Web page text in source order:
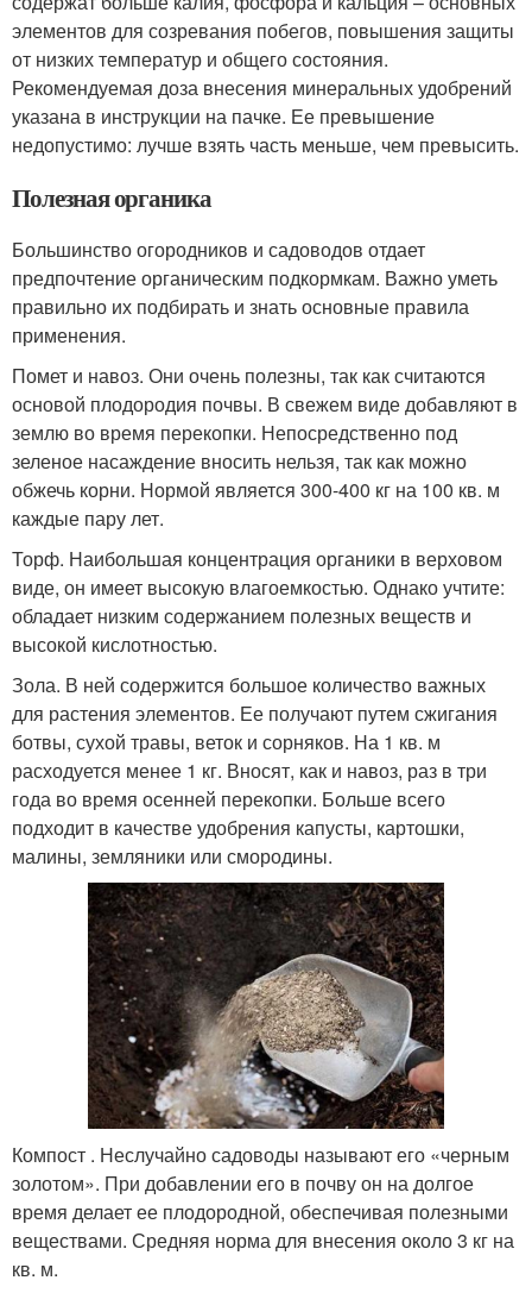
элементов для созревания побегов, повышения защиты
от низких температур и общего состояния.
Рекомендуемая доза внесения минеральных удобрений
указана в инструкции на пачке. Ее превышение
недопустимо: лучше взять часть меньше, чем превысить.
Полезная органика
Большинство огородников и садоводов отдает
предпочтение органическим подкормкам. Важно уметь
правильно их подбирать и знать основные правила
применения.
Помет и навоз. Они очень полезны, так как считаются
основой плодородия почвы. В свежем виде добавляют в
землю во время перекопки. Непосредственно под
зеленое насаждение вносить нельзя, так как можно
обжечь корни. Нормой является 300-400 кг на 100 кв. м
каждые пару лет.
Торф. Наибольшая концентрация органики в верховом
виде, он имеет высокую влагоемкостью. Однако учтите:
обладает низким содержанием полезных веществ и
высокой кислотностью.
Зола. В ней содержится большое количество важных
для растения элементов. Ее получают путем сжигания
ботвы, сухой травы, веток и сорняков. На 1 кв. м
расходуется менее 1 кг. Вносят, как и навоз, раз в три
года во время осенней перекопки. Больше всего
подходит в качестве удобрения капусты, картошки,
малины, земляники или смородины.
Компост . Неслучайно садоводы называют его «черным
золотом». При добавлении его в почву он на долгое
время делает ее плодородной, обеспечивая полезными
веществами. Средняя норма для внесения около 3 кг на
кв. м.